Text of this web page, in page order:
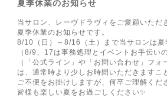
夏季休業のお知らせ
当サロン、レーヴドラヴィをご愛顧いただ
夏季休業のお知らせです。
8/10（日）～8/16（土）まで当サロンは夏
（8/9、17は事務処理とイベントお手伝いの
（「公式ライン」や「お問い合わせ」フ
は、通常時より少しお時間いただきますこ
ご不便をお掛けしますが、何卒ご理解くだ
皆様も楽しい夏をお過ごしください✨